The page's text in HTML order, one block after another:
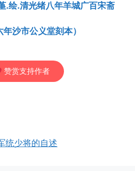
.绘.清光绪八年羊城广百宋斋
沙市公义堂刻本）
赞赏支持作者
统少将的自述